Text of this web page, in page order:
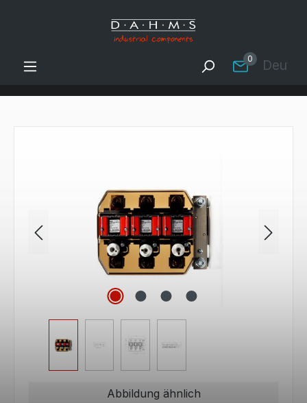
Zum Hauptinhalt springen
0
Abbildung ähnlich